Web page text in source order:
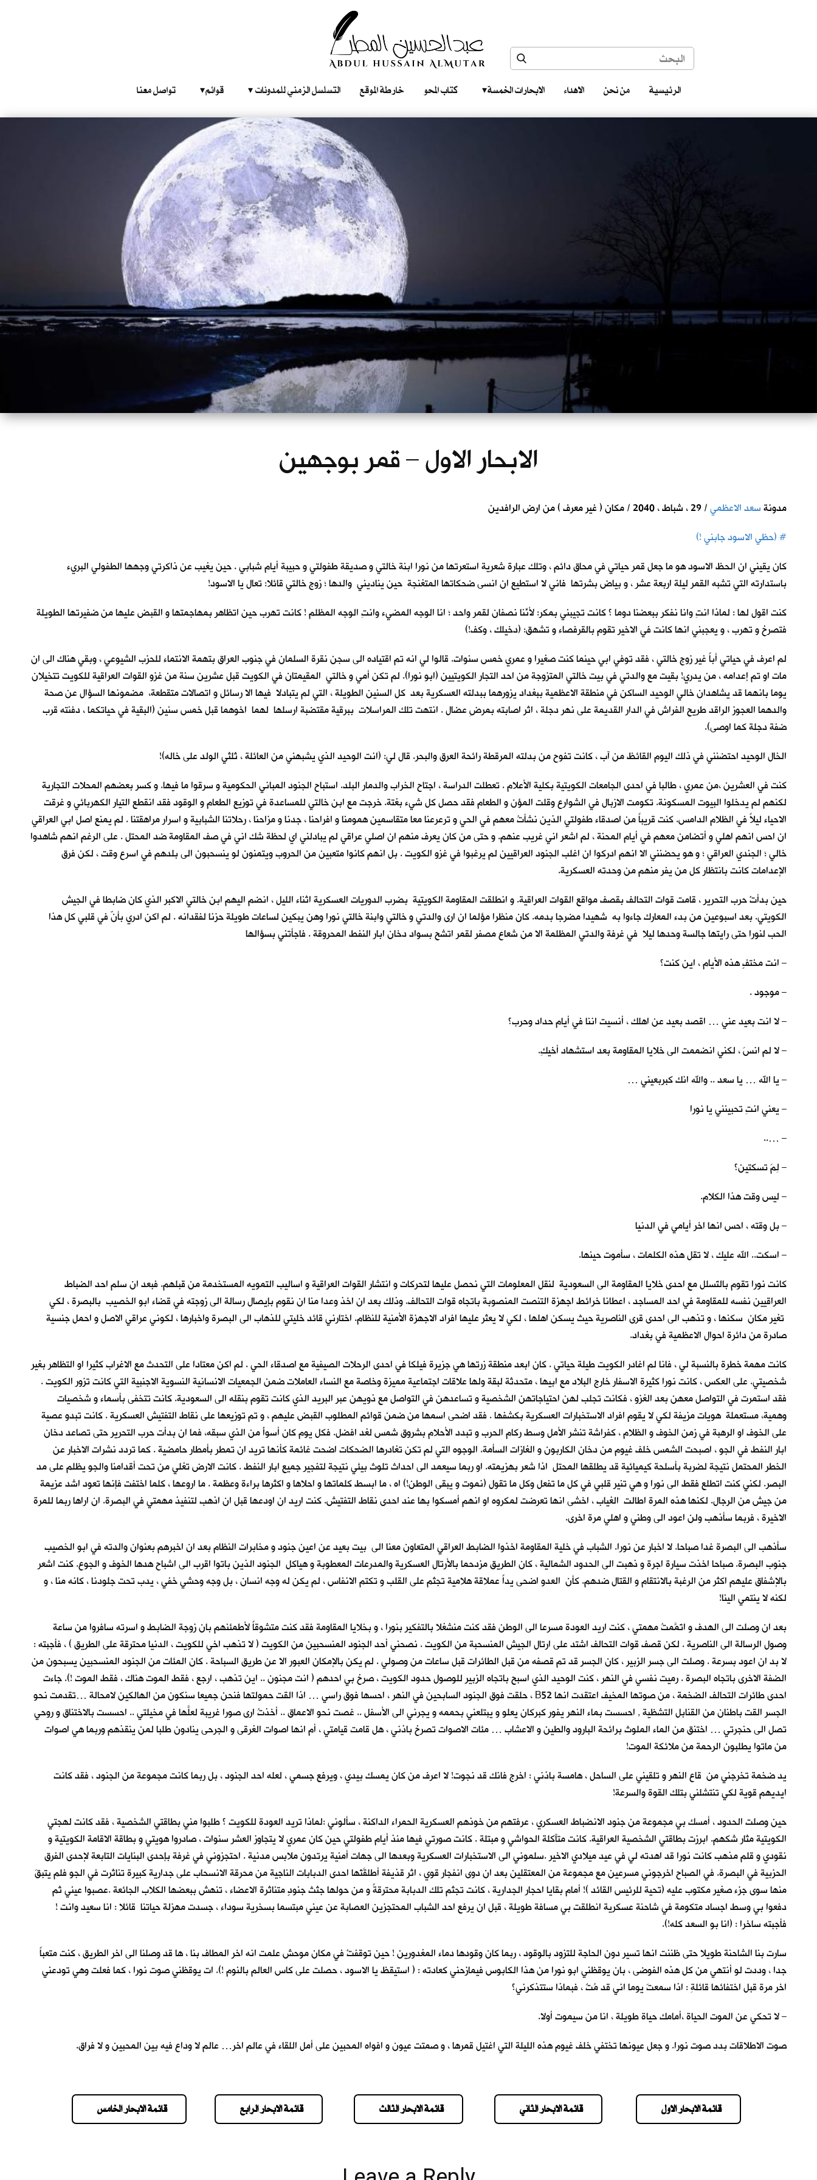
الرئيسية من نحن الاهداء الابحارات الخمسة ‎ ‎ ‎ كتاب المحو خارطة الموقع التسلسل الزمني للمدونات‎ ‎ ‎ ‎ ‎ قوائم‎ ‎ ‎ ‎ تواصل معنا
الابحار الاول – قمر بوجهين
مدونةسعد الاعظمي/ 29 ، شباط ، 2040 / مكان ( غير معرف ) من ارض الرافدين
#(حظي الاسود جابني !)
كان يقيني ان الحظ الاسود هو ما جعل قمر حياتي في محاق دائم ، وتلك عبارة شعرية استعرتها من نورا ابنة خالتي و صديقة طفولتي و حبيبة أيام شبابي . حين يغيب عن ذاكرتي وجهها الطفولي البريء
باستدارته التي تشبه القمر ليلة اربعة عشر ، و بياض بشرتها فاني لا استطيع ان انسى ضحكاتها المتغنجة حين يناديني والدها ؛ زوج خالتي قائلا: تعال يا الاسود!
كنت اقول لها : لماذا انتِ وانا نفكر ببعضنا دوما ؟ كانت تجيبني بمكر: لأنّنا نصفانِ لقمر واحد ؛ انا الوجه المضيء وانتِ الوجه المظلم ! كانت تهرب حين اتظاهر بمهاجمتها و القبض عليها من ضفيرتها الطويلة
فتصرخ و تهرب ، و يعجبني انها كانت في الاخير تقوم بالقرفصاء و تشهق: (دخيلك ، وكف!)
لم اعرف في حياتي أباً غير زوج خالتي ، فقد توفي ابي حينما كنت صغيرا و عمري خمس سنوات. قالوا لي انه تم اقتياده الى سجن نقرة السلمان في جنوب العراق بتهمة الانتماء للحزب الشيوعي ، وبقي هناك الى ان
مات او تم إعدامه ، من يدري! بقيت مع والدتي في بيت خالتي المتزوجة من احد التجار الكويتيين (ابو نورا). لم تكن أمي و خالتي المقيمتان في الكويت قبل عشرين سنة من غزو القوات العراقية للكويت تتخيلان
يوما بانهما قد يشاهدان خالي الوحيد الساكن في منطقة الاعظمية ببغداد يزورهما ببدلته العسكرية بعد كل السنين الطويلة ، التي لم يتبادلا فيها الا رسائل و اتصالات متقطعة، مضمونها السؤال عن صحة
والدهما العجوز الراقد طريح الفراش في الدار القديمة على نهر دجلة ، اثر اصابته بمرضِ عضال . انتهت تلك المراسلات ببرقية مقتضبة ارسلها لهما اخوهما قبل خمس سنين (البقية في حياتكما ، دفنته قرب
ضفة دجلة كما اوصى).
الخال الوحيد احتضنني في ذلك اليوم القائظ من آب ، كانت تفوح من بدلته المرقطة رائحة العرق والبحر. قال لي: (انت الوحيد الذي يشبهني من العائلة ، ثلثي الولد على خاله)!
كنت في العشرين ،من عمري ، طالبا في احدى الجامعات الكويتية بكلية الأعلام . تعطلت الدراسة ، اجتاح الخراب والدمار البلد. استباح الجنود المباني الحكومية و سرقوا ما فيها. و كسر بعضهم المحلات التجارية
لكنهم لم يدخلوا البيوت المسكونة. تكومت الازبال في الشوارع وقلت المؤن و الطعام فقد حصل كل شيء بغتة. خرجت مع ابن خالتي للمساعدة في توزيع الطعام و الوقود فقد انقطع التيار الكهربائي و غرقت
الاحياء ليلاً في الظلام الدامس. كنت قريباً من اصدقاء طفولتي الذين نشأتُ معهم في الحي و ترعرعنا معا متقاسمين همومنا و افراحنا ، جدنا و مزاحنا ، رحلاتنا الشبابية و اسرار مراهقتنا . لم يمنع اصل ابي العراقي
ان احس انهم اهلي و أتضامن معهم في أيام المحنة ، لم اشعر اني غريب عنهم. و حتى من كان يعرف منهم ان اصلي عراقي لم يبادلني اي لحظة شك اني في صف المقاومة ضد المحتل . على الرغم انهم شاهدوا
خالي ؛ الجندي العراقي ؛ و هو يحضنني الا انهم ادركوا ان اغلب الجنود العراقيين لم يرغبوا في غزو الكويت . بل انهم كانوا متعبين من الحروب ويتمنون لو ينسحبون الى بلدهم في اسرع وقت ، لكن فرق
الإعدامات كانت بانتظار كل من يفر منهم من وحدته العسكرية.
حين بدأتْ حرب التحرير ، قامت قوات التحالف بقصف مواقع القوات العراقية. و انطلقت المقاومة الكويتية بضرب الدوريات العسكرية اثناء الليل ، انضم اليهم ابن خالتي الاكبر الذي كان ضابطا في الجيش
الكويتي. بعد اسبوعين من بدء المعارك جاءوا به شهيدا مضرجا بدمه. كان منظرا مؤلما ان ارى والدتي و خالتي وابنة خالتي نورا وهن يبكين لساعات طويلة حزنا لفقدانه . لم اكن ادري بأنّ في قلبي كل هذا
الحب لنورا حتى رايتها جالسة وحدها ليلا في غرفة والدتي المظلمة الا من شعاع مصفر لقمر اتشح بسواد دخان ابار النفط المحروقة . فاجأتني بسؤالها
– انت مختفٍ هذه الأيام ، اين كنت؟
– موجود .
– لا انت بعيد عني … اقصد بعيد عن اهلك ، أنسيت اننا في أيام حداد وحرب؟
– لا لم انسَ ، لكني انضممت الى خلايا المقاومة بعد استشهاد أخيكِ.
– يا الله … يا سعد .. والله انك كبربعيني …
– يعني انتِ تحبينني يا نورا
– …..
– لِمَ تسكتين؟
– ليس وقت هذا الكلام.
– بل وقته ، احس انها اخر أيامي في الدنيا
– اسكت.. الله عليك ، لا تقل هذه الكلمات ، سأموت حينها.
كانت نورا تقوم بالتَسلل مع احدى خلايا المقاومة الى السعودية لنقل المعلومات التي نحصل عليها لتحركات و انتشار القوات العراقية و اساليب التمويه المستخدمة من قبلهم. فبعد ان سلم احد الضباط
العراقيين نفسه للمقاومة في احد المساجد ، اعطانا خرائط اجهزة التنصت المنصوبة باتجاه قوات التحالف. وذلك بعد ان اخذ وعدا منا ان نقوم بإيصال رسالة الى زوجته في قضاء ابو الخصيب بالبصرة ، لكي
تغير مكان سكنها ، و تذهب الى احدى قرى الناصرية حيث يسكن اهلها ، لكي لا يعثر عليها افراد الاجهزة الأمنية للنظام. اختارني قائد خليتي للذهاب الى البصرة واخبارها ، لكوني عراقي الاصل و احمل جنسية
صادرة من دائرة احوال الاعظمية في بغداد.
كانت مهمة خطرة بالنسبة لي ، فانا لم اغادر الكويت طيلة حياتي . كان ابعد منطقة زرتها هي جزيرة فيلكا في احدى الرحلات الصيفية مع اصدقاء الحي . لم اكن معتادا على التحدث مع الاغراب كثيرا او التظاهر بغير
شخصيتي. على العكس ، كانت نورا كثيرة الاسفار خارج البلاد مع ابيها ، متحدثة لبقة ولها علاقات اجتماعية مميزة وخاصة مع النساء العاملات ضمن الجمعيات الانسانية النسوية الاجنبية التي كانت تزور الكويت .
فقد استمرت في التواصل معهن بعد الغزو ، فكانت تجلب لهن احتياجاتهن الشخصية و تساعدهن في التواصل مع ذويهن عبر البريد الذي كانت تقوم بنقله الى السعودية. كانت تتخفى بأسماء و شخصيات
وهمية، مستعملة هويات مزيفة لكي لا يقوم افراد الاستخبارات العسكرية بكشفها . فقد اضحى اسمها من ضمن قوائم المطلوب القبض عليهم ، و تم توزيعها على نقاط التفتيش العسكرية . كانت تبدو عصية
على الخوف او الرهبة في زمن الخوف و الظلام ، كفراشة تنشر الأمل وسط ركام الحرب و تبدد الأحلام بشروق شمس لغد افضل. فكل يوم كان أسوأَ من الذي سبقه، فما ان بدأت حرب التحرير حتى تصاعد دخان
ابار النفط في الجو ، اصبحت الشمس خلف غيوم من دخان الكاربون و الغازات السأمة. الوجوه التي لم تكن تغادرها الضحكات اضحت غائمة كأنها تريد ان تمطر بأمطار حامضية . كما تردد نشرات الاخبار عن
الخطر المحتمل نتيجة لضربة بأسلحة كيميائية قد يطلقها المحتل اذا شعر بهزيمته. او ربما سيعمد الى احداث تلوث بيئي نتيجة لتفجير جميع ابار النفط . كانت الارض تغلي من تحت أقدامنا والجو يظلم على مد
البصر. لكني كنت اتطلع فقط الى نورا و هي تنير قلبي في كل ما تفعل وكل ما تقول (نموت و يبقى الوطن!) اه ، ما ابسط كلماتها و احلاها و اكثرها براءة وعظمة . ما اروعها ، كلما اختفت فإنها تعود اشد عزيمة
من جيش من الرجال. لكنها هذه المرة اطالت الغياب ، اخشى انها تعرضت لمكروه او انهم أمسكوا بها عند احدى نقاط التفتيش. كنت اريد ان اودعها قبل ان اذهب لتنفيذ مهمتي في البصرة. ان اراها ربما للمرة
الاخيرة ، فربما سأذهب ولن اعود الى وطني و اهلي مرة اخرى.
سأذهب الى البصرة غدا صباحا. لا اخبار عن نورا. الشباب في خلية المقاومة اخذوا الضابط العراقي المتعاون معنا الى بيت بعيد عن اعين جنود و مخابرات النظام بعد ان اخبرهم بعنوان والدته في ابو الخصيب
جنوب البصرة. صباحا اخذت سيارة اجرة و ذهبت الى الحدود الشمالية ، كان الطريق مزدحما بالأرتال العسكرية والمدرعات المعطوبة و هياكل الجنود الذين باتوا اقرب الى اشباح هدها الخوف و الجوع. كنت اشعر
بالإشفاق عليهم اكثر من الرغبة بالانتقام و القتال ضدهم. كأن العدو اضحى يداً عملاقة هلامية تجثم على القلب و تكتم الانفاس ، لم يكن له وجه انسان ، بل وجه وحشي خفي ، يدب تحت جلودنا ، كانه منا ، و
لكنه لا ينتمي الينا!
بعد ان وصلت الى الهدف و اتَمَّمتُ مهمتي ، كنت اريد العودة مسرعا الى الوطن فقد كنت منشغلا بالتفكير بنورا ، و بخلايا المقاومة فقد كنت متشوقاً لأطمئنهم بان زوجة الضابط و اسرته سافروا من ساعة
وصول الرسالة الى الناصرية . لكن قصف قوات التحالف اشتد على ارتال الجيش المنسحبة من الكويت . نصحني أحد الجنود المنسحبين من الكويت ( لا تذهب اخي للكويت ، الدنيا محترقة على الطريق ) ، فأجبته :
لا بد ان اعود بسرعة . وصلت الى جسر الزبير ، كان الجسر قد تم قصفه من قبل الطائرات قبل ساعات من وصولي . لم يكن بالإمكان العبور الا عن طريق السباحة . كان المئات من الجنود المنسحبين يسبحون من
الضفة الاخرى باتجاه البصرة . رميت نفسي في النهر ، كنت الوحيد الذي اسبح باتجاه الزبير للوصول حدود الكويت ، صرخ بي احدهم ( انت مجنون .. اين تذهب ، ارجع ، فقط الموت هناك ، فقط الموت !). جاءت
احدى طائرات التحالف الضخمة ، من صوتها المخيف اعتقدت انها B52 ، حلقت فوق الجنود السابحين في النهر ، احسها فوق راسي … اذا القت حمولتها فنحن جميعا سنكون من الهالكين لامحالة …تقدمت نحو
الجسر القت باطنان من القنابل التشظية , احسست بماء النهر يفور كبركان يعلو و يبتلعني بحممه و يجرني الى الأسفل .. غصت نحو الاعماق .. أخذتُ ارى صورا غريبة لعلَّها في مخيلتي .. احسست بالاختناق و روحي
تصل الى حنجرتي … اختنق من الماء الملوث برائحة البارود والطين و الاعشاب … مئات الاصوات تصرخ باذني ، هل قامت قيامتي ، أم انها اصوات الغرقى و الجرحى ينادون طلبا لمن ينقذهم وربما هي اصوات
من ماتوا يطلبون الرحمة من ملائكة الموت!
يد ضخمة تخرجني من قاع النهر و تلقيني على الساحل ، هامسة باذني : اخرج فانك قد نجوت! لا اعرف من كان يمسك بيدي ، ويرفع جسمي ، لعله احد الجنود ، بل ربما كانت مجموعة من الجنود ، فقد كانت
ايديهم قوية لكي تنتشلني بتلك القوة والسرعة!
حين وصلت الحدود ، أمسك بي مجموعة من جنود الانضباط العسكري ، عرفتهم من خوذهم العسكرية الحمراء الداكنة ، سألوني :لماذا تريد العودة للكويت ؟ طلبوا مني بطاقتي الشخصية ، فقد كانت لهجتي
الكويتية مثار شكهم. ابرزت بطاقتي الشخصية العراقية. كانت متآكلة الحواشي و مبتلة . كانت صورتي فيها منذ أيام طفولتي حين كان عمري لا يتجاوز العشر سنوات ، صادروا هويتي و بطاقة الاقامة الكويتية و
نقودي و قلم مذهب كانت نورا قد اهدته لي في عيد ميلادي الاخير .سلموني الى الاستخبارات العسكرية وبعدها الى جهات أمنية يرتدون ملابس مدنية . احتجزوني في غرفة بإحدى البنايات التابعة لإحدى الفرق
الحزبية في البصرة. في الصباح اخرجوني مسرعين مع مجموعة من المعتقلين بعد ان دوى انفجار قوي ، اثر قذيفة أطلقَتْها احدى الدبابات الناجية من محرقة الانسحاب على جدارية كبيرة تناثرت في الجو فلم يتبقَ
منها سوى جزء صغير مكتوب عليه (تحية للرئيس القائد )! أمام بقايا احجار الجدارية ، كانت تجثم تلك الدبابة محترقةً و من حولها جثث جنودٍ متناثرة الاعضاء ، تنهش ببعضها الكلاب الجائعة .عصبوا عيني ثم
دفعوا بي وسط اجساد متكومة في شاحنة عسكرية انطلقت بي مسافة طويلة ، قبل ان يرفع احد الشباب المحتجزين العصابة عن عيني مبتسما بسخرية سوداء ، جسدت مهزلة حياتنا قائلا : انا سعيد وانت !
فأجبته ساخرا : (انا بو السعد كله!).
سارت بنا الشاحنة طويلا حتى ظننت انها تسير دون الحاجة للتزود بالوقود ، ربما كان وقودها دماء المغدورين ! حين توقفتْ في مكان موحش علمت انه اخر المطاف بنا ، ها قد وصلنا الى اخر الطريق ، كنت متعباً
جدا ، وددت لو أنتهي من كل هذه الفوضى ، بان يوقظني ابو نورا من هذا الكابوس فيمازحني كعادته : ( استيقظ يا الاسود ، حصلت على كاس العالم بالنوم !). ات يوقظني صوت نورا ، كما فعلت وهي تودعني
اخر مرة قبل اختفائها قائلةِ : اذا سمعتَ يوما اني قد مُتٌ ، فبماذا ستتذكرني؟
– لا تحكي عن الموت الحياة ،أمامك حياة طويلة ، انا من سيموت أولا.
صوت الاطلاقات بدد صوت نورا. و جعل عيونها تختفي خلف غيوم هذه الليلة التي اغتيل قمرها ، و صمتت عيون و افواه المحبين على أمل اللقاء في عالم اخر… عالم لا وداع فيه بين المحبين و لا فراق.
قائمة الابحار الخامس قائمة الابحار الرابع قائمة الابحار الثالث قائمة الابحار الثاني قائمة الابحار الاول